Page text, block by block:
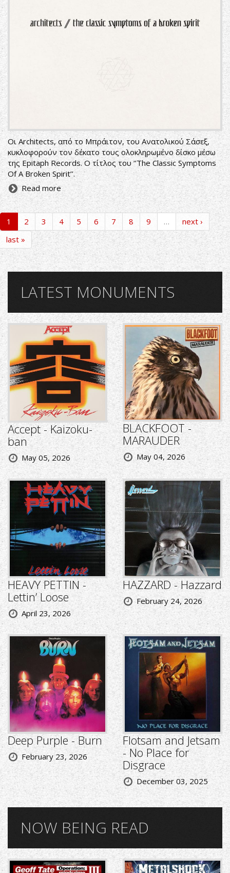
Οι Architects, από το Μπράιτον, του Ανατολικού Σάσεξ,
κυκλοφορούν τον δέκατο τους ολοκληρωμένο δίσκο μέσω
της Epitaph Records. Ο τίτλος του ‘’The Classic Symptoms
Of A Broken Spirit’’.
Read more
1 2 3 4 5 6 7 8 9 …
next ›
last »
LATEST MONUMENTS
Accept - Kaizoku-
ban
May 05, 2026
BLACKFOOT -
MARAUDER
May 04, 2026
HEAVY PETTIN -
Lettin’ Loose
April 23, 2026
HAZZARD - Hazzard
February 24, 2026
Deep Purple - Burn
February 23, 2026
Flotsam and Jetsam
- No Place for
Disgrace
December 03, 2025
NOW BEING READ